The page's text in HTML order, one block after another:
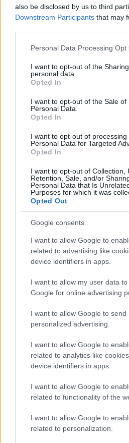
also be disclosed by us to third
Downstream Participants that may
Please note that this website/app
not limited to your visit or usage
grant or deny consent to Google
use your data for below specified
consent section.
Personal Data Processing Opt
I want to opt-out of the
personal data.
Opted In
I want to opt-out of the Sale of
Personal Data.
Opted In
I want to opt-out of processing
Personal Data for Targeted
Opted In
I want to opt-out of Collection,
Retention, Sale, and/or
Personal Data that Is
Purposes for which it was
Opted Out
Google consents
I want to allow Google to
related to advertising like
device identifiers in apps.
I want to allow my user data
Google for online advertising
I want to allow Google to send
personalized advertising.
I want to allow Google to
related to analytics like
device identifiers in apps.
I want to allow Google to
related to functionality of the
I want to allow Google to
related to personalization.
Délutánonként a fesztivál
kimegyünk megmutatni,
itt csináltunk. Nagy
anyagban, a
lépést, mert egy nap alatt
ennyi mozdulatot, érzést
könnyű.
Milyen a Tűztánc?
SzL: Tüzes.
PE: Korábban volt egy
amelyben elkezdtünk
Ekkor arra gondoltunk,
folytatnánk. Persze vár
de eddig még nem volt
ezzel foglalkozzunk.
Hol léptek fel
PE: Két fesztiválra van
Gyulafehérvárra és
készülünk egy új
álomra, amit Uray Péter
folytatódik a
keretén belül már